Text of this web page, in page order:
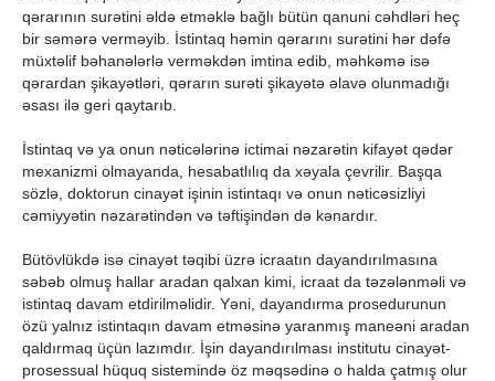
qərarının surətini əldə etməklə bağlı bütün qanuni cəhdləri heç
bir səmərə verməyib. İstintaq həmin qərarını surətini hər dəfə
müxtəlif bəhanələrlə verməkdən imtina edib, məhkəmə isə
qərardan şikayətləri, qərarın surəti şikayətə əlavə olunmadığı
əsası ilə geri qaytarıb.
İstintaq və ya onun nəticələrinə ictimai nəzarətin kifayət qədər
mexanizmi olmayanda, hesabatlılıq da xəyala çevrilir. Başqa
sözlə, doktorun cinayət işinin istintaqı və onun nəticəsizliyi
cəmiyyətin nəzarətindən və təftişindən də kənardır.
Bütövlükdə isə cinayət təqibi üzrə icraatın dayandırılmasına
səbəb olmuş hallar aradan qalxan kimi, icraat da təzələnməli və
istintaq davam etdirilməlidir. Yəni, dayandırma prosedurunun
özü yalnız istintaqın davam etməsinə yaranmış maneəni aradan
qaldırmaq üçün lazımdır. İşin dayandırılması institutu cinayət-
prosessual hüquq sistemində öz məqsədinə o halda çatmış olur